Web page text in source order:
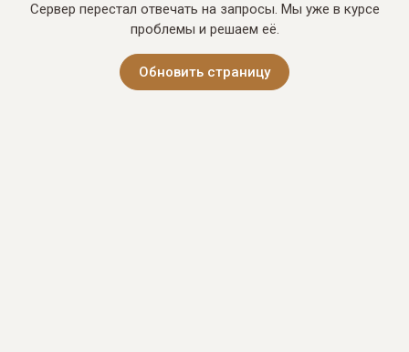
Сервер перестал отвечать на запросы. Мы уже в курсе
проблемы и решаем её.
Обновить страницу